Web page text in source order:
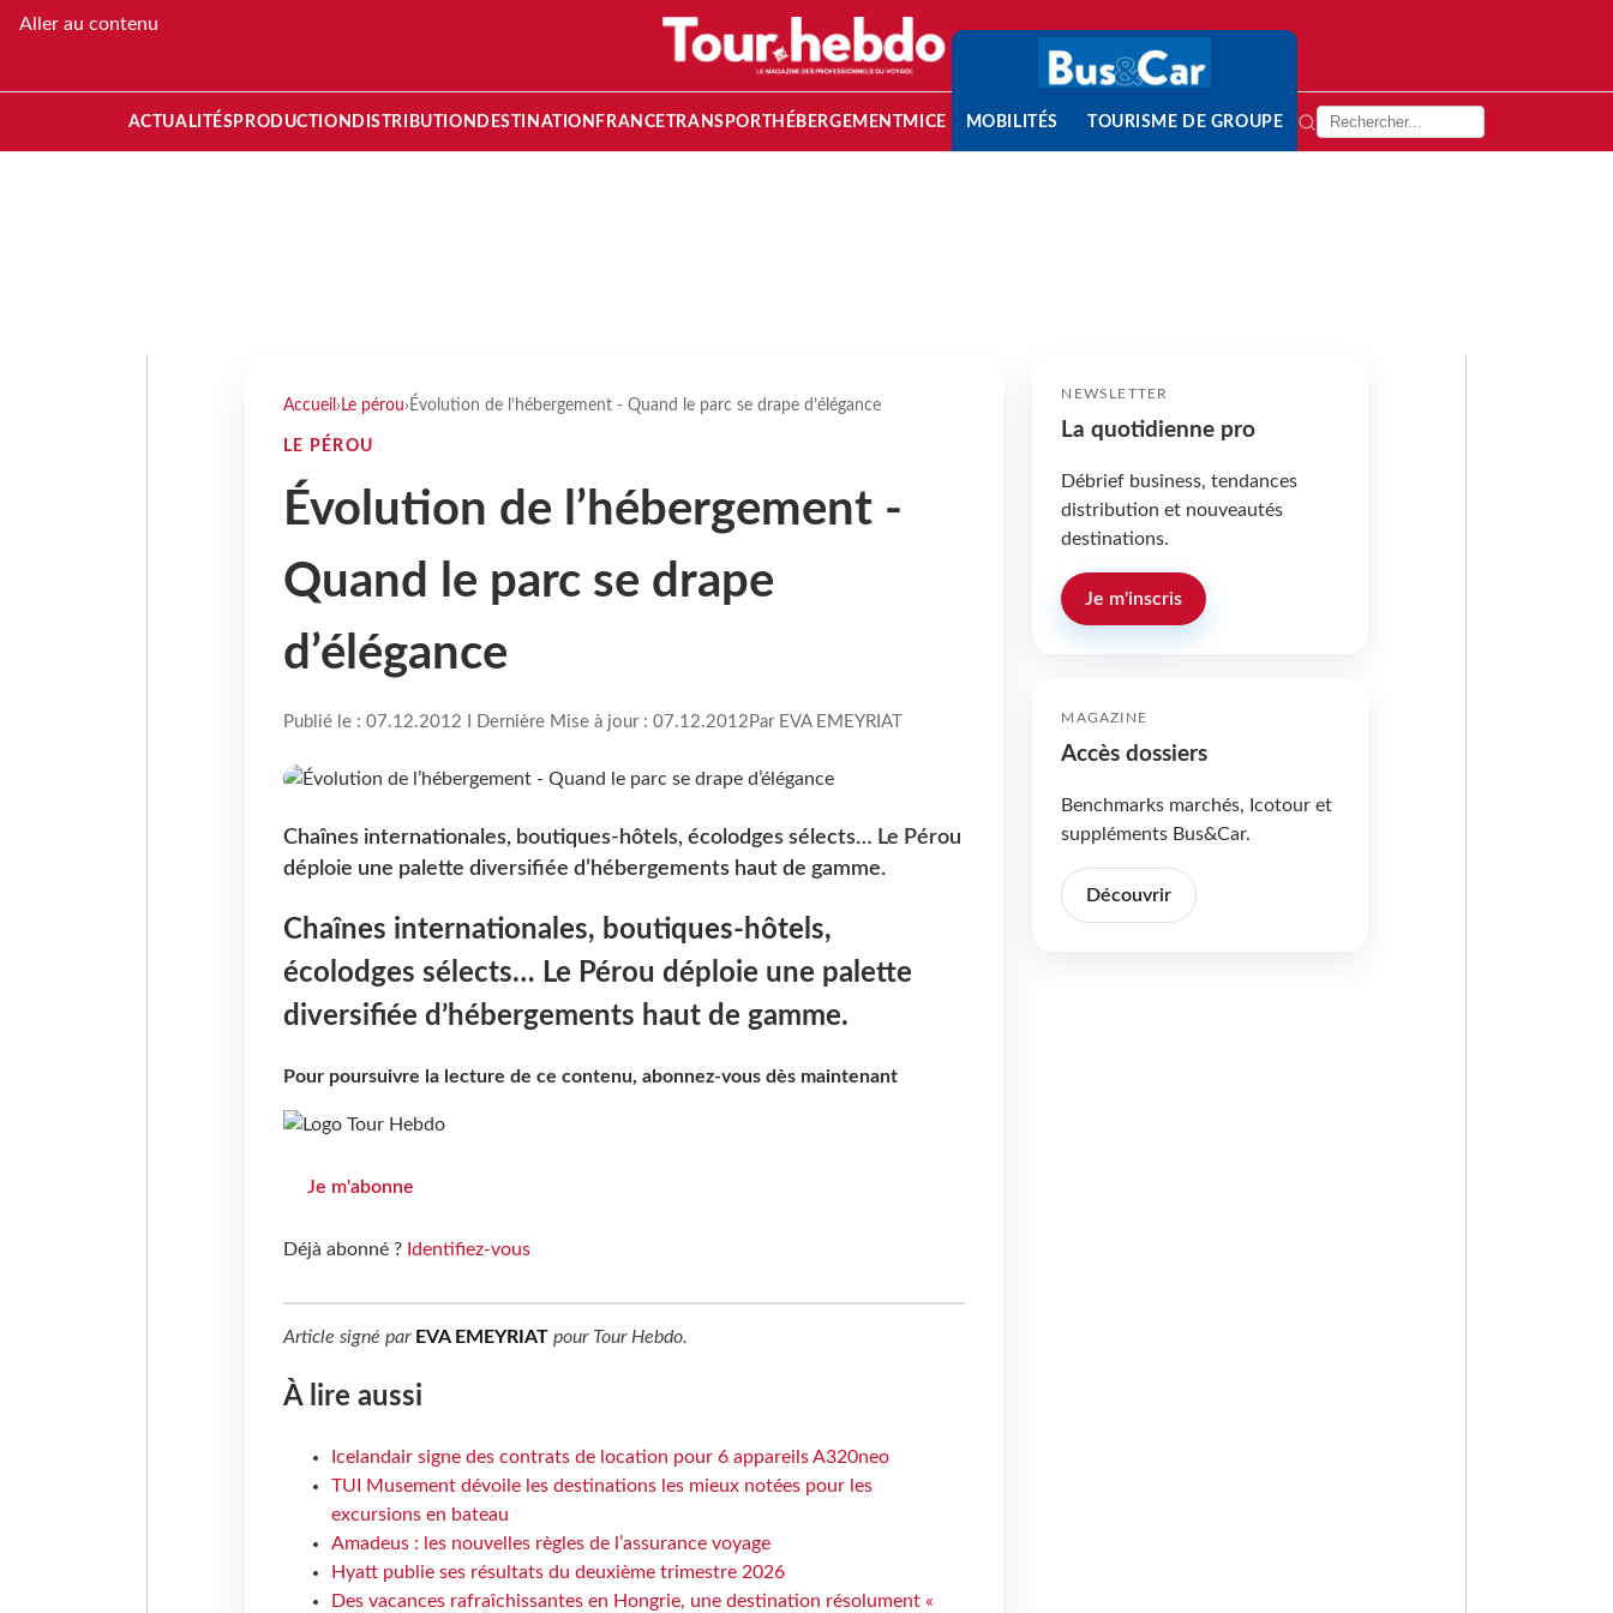
Aller au contenu
ACTUALITÉS PRODUCTION DISTRIBUTION DESTINATION FRANCETRANSPORT HÉBERGEMENTMICE MOBILITÉS TOURISME DE GROUPE
Accueil › Le pérou› Évolution de l’hébergement - Quand le parc se drape d’élégance
LE PÉROU
Évolution de l’hébergement -
Quand le parc se drape
d’élégance
Publié le : 07.12.2012 I Dernière Mise à jour : 07.12.2012 Par EVA EMEYRIAT
Chaînes internationales, boutiques-hôtels, écolodges sélects… Le Pérou
déploie une palette diversifiée d’hébergements haut de gamme.
Chaînes internationales, boutiques-hôtels,
écolodges sélects… Le Pérou déploie une palette
diversifiée d’hébergements haut de gamme.
Pour poursuivre la lecture de ce contenu, abonnez-vous dès maintenant
Je m'abonne
Déjà abonné ? Identifiez-vous
Article signé par EVA EMEYRIATpour Tour Hebdo.
À lire aussi
Icelandair signe des contrats de location pour 6 appareils A320neo
TUI Musement dévoile les destinations les mieux notées pour les
excursions en bateau
Amadeus : les nouvelles règles de l’assurance voyage
Hyatt publie ses résultats du deuxième trimestre 2026
Des vacances rafraîchissantes en Hongrie, une destination résolument «
NEWSLETTER
La quotidienne pro
Débrief business, tendances
distribution et nouveautés
destinations.
Je m'inscris
MAGAZINE
Accès dossiers
Benchmarks marchés, Icotour et
suppléments Bus&Car.
Découvrir